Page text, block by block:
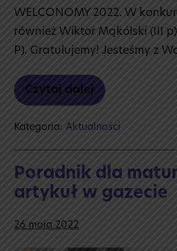
WELCONOMY 2022. W
również Wiktor Mąkólski (III p)
P). Gratulujemy! Jesteśmy z
Czytaj dalej
Welconomy!
Kategoria: Aktualności
Poradnik dla
artykuł w gazecie
26 maja 2022